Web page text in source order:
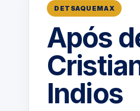
DETSAQUEMAX
Após
Indios